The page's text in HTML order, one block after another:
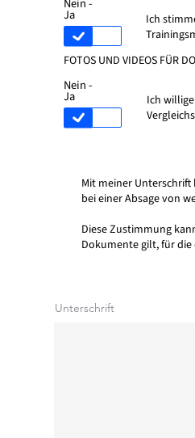
Nein -
Ja
Ich
FOTOS UND VIDEOS FÜR
Nein -
Ja
Ich
Mit meiner
bei einer Absage von
Diese Zustimmung
Dokumente gilt, für
Unterschrift